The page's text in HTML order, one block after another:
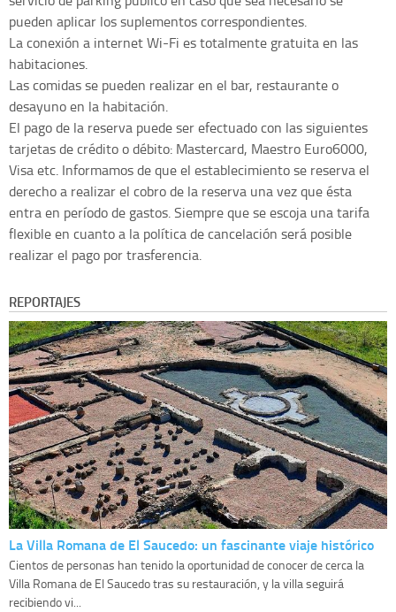
pueden aplicar los suplementos correspondientes.
La conexión a internet Wi-Fi es totalmente gratuita en las
habitaciones.
Las comidas se pueden realizar en el bar, restaurante o
desayuno en la habitación.
El pago de la reserva puede ser efectuado con las siguientes
tarjetas de crédito o débito: Mastercard, Maestro Euro6000,
Visa etc. Informamos de que el establecimiento se reserva el
derecho a realizar el cobro de la reserva una vez que ésta
entra en período de gastos. Siempre que se escoja una tarifa
flexible en cuanto a la política de cancelación será posible
realizar el pago por trasferencia.
REPORTAJES
La Villa Romana de El Saucedo: un fascinante viaje histórico
Cientos de personas han tenido la oportunidad de conocer de cerca la
Villa Romana de El Saucedo tras su restauración, y la villa seguirá
recibiendo vi...